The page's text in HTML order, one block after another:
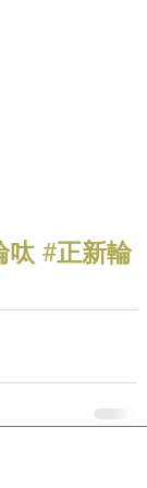
呔 #正新輪